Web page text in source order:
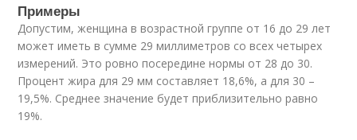
Примеры
Допустим, женщина в возрастной группе от 16 до 29 лет
может иметь в сумме 29 миллиметров со всех четырех
измерений. Это ровно посередине нормы от 28 до 30.
Процент жира для 29 мм составляет 18,6%, а для 30 –
19,5%. Среднее значение будет приблизительно равно
19%.